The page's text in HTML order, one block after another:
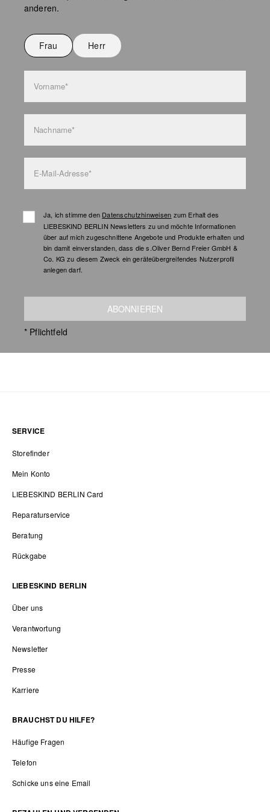
Nicht waschen
anderen.
Frau Herr
Vorname*
Nachname*
E-Mail-Adresse*
Ja, ich stimme den Datenschutzhinweisen zum Erhalt des
LIEBESKIND BERLIN Newsletters zu und möchte Informationen
über auf mich zugeschnittene Angebote und Produkte erhalten und
bin damit einverstanden, dass die s.Oliver Bernd Freier GmbH &
Co. KG zu diesem Zweck ein geräteübergreifendes Nutzerprofil
anlegen darf.
ABONNIEREN
* Pflichtfeld
SERVICE
Storefinder
Mein Konto
LIEBESKIND BERLIN Card
Reparaturservice
Beratung
Rückgabe
LIEBESKIND BERLIN
Über uns
Verantwortung
Newsletter
Presse
Karriere
BRAUCHST DU HILFE?
Häufige Fragen
Telefon
Schicke uns eine Email